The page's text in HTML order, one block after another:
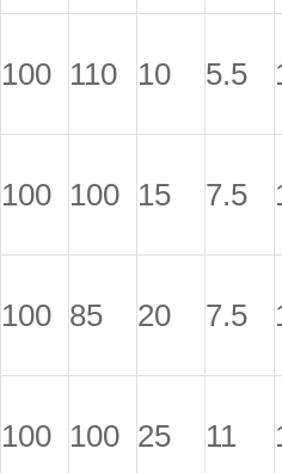
100 110 10 5.5
100 100 15 7.5
100 85 20 7.5
100 100 25 11